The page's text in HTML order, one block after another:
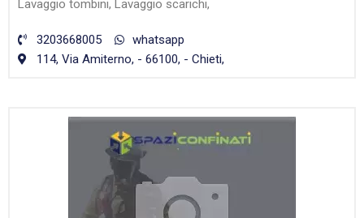
Lavaggio tombini, Lavaggio scarichi,
3203668005
whatsapp
114, Via Amiterno, - 66100, - Chieti,